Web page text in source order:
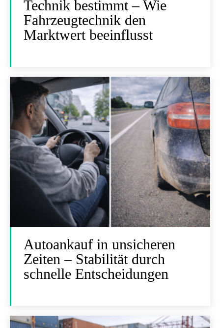
Technik bestimmt – Wie
Fahrzeugtechnik den
Marktwert beeinflusst
Autoankauf in unsicheren
Zeiten – Stabilität durch
schnelle Entscheidungen